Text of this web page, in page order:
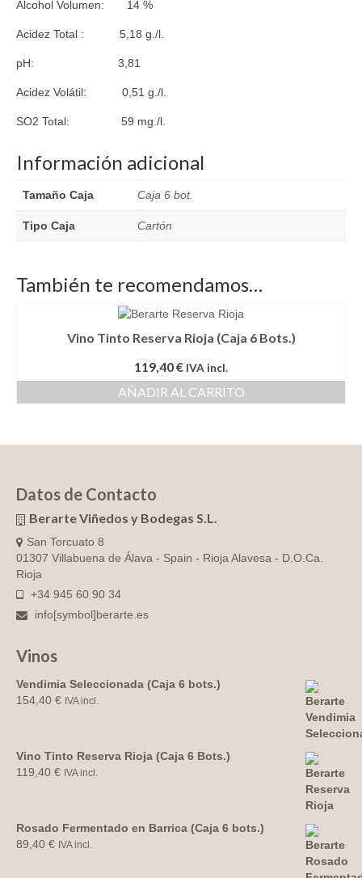
Alcohol Volumen: 14 %
Acidez Total : 5,18 g./l.
pH: 3,81
Acidez Volátil: 0,51 g./l.
SO2 Total: 59 mg./l.
Información adicional
Tamaño Caja Caja 6 bot.
Tipo Caja Cartón
También te recomendamos…
Vino Tinto Reserva Rioja (Caja 6 Bots.)
119,40€ IVA incl.
AÑADIR AL CARRITO
Datos de Contacto
Berarte Viñedos y Bodegas S.L.
San Torcuato 8
01307 Villabuena de Álava - Spain - Rioja Alavesa - D.O.Ca.
Rioja
+34 945 60 90 34
info[symbol]berarte.es
Vinos
Vendimia Seleccionada (Caja 6 bots.)
154,40 € IVA incl.
Vino Tinto Reserva Rioja (Caja 6 Bots.)
119,40 € IVA incl.
Rosado Fermentado en Barrica (Caja 6 bots.)
89,40 € IVA incl.